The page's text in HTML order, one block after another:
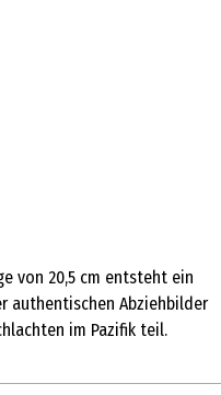
von 20,5 cm entsteht ein
authentischen Abziehbilder
im Pazifik teil.